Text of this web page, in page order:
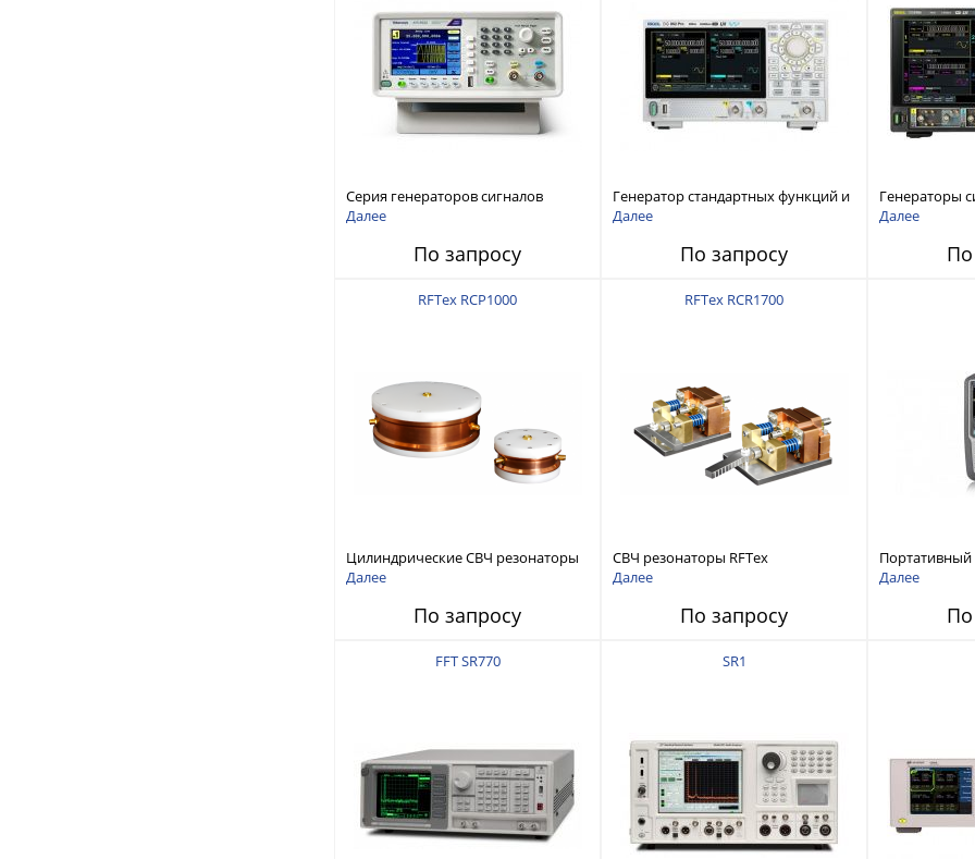
Серия генераторов сигналов
произвольной формы и
Далее
По запросу
Генератор стандартных функций и
сигналов произвольной формы
Далее
По запросу
Генераторы
Далее
По
RFTex RCP1000
Цилиндрические СВЧ резонаторы
RFTex RCP1000
Далее
По запросу
RFTex RCR1700
СВЧ резонаторы RFTex
RCR1700 для тонких листов
Далее
По запросу
анализатор
до 26,5 ГГц
Далее
По
FFT SR770 SR1